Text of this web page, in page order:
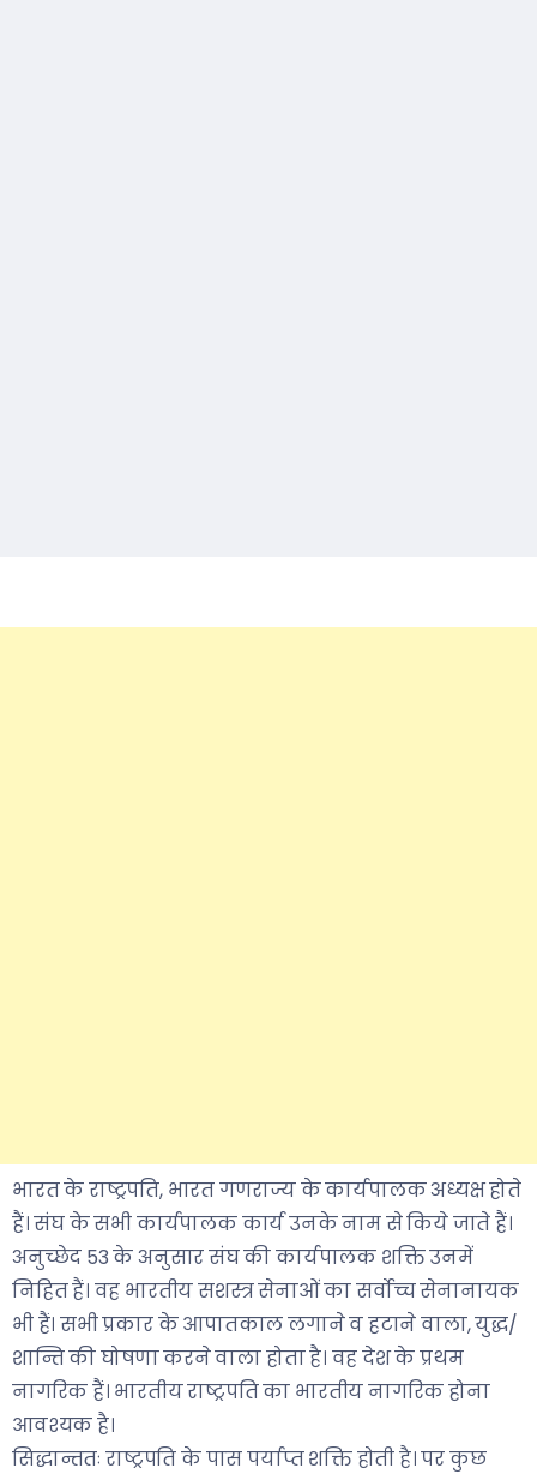
भारत के राष्ट्रपति, भारत गणराज्य के कार्यपालक अध्यक्ष होते
हैं। संघ के सभी कार्यपालक कार्य उनके नाम से किये जाते हैं।
अनुच्छेद 53 के अनुसार संघ की कार्यपालक शक्ति उनमें
निहित हैं। वह भारतीय सशस्त्र सेनाओं का सर्वोच्च सेनानायक
भी हैं। सभी प्रकार के आपातकाल लगाने व हटाने वाला, युद्ध/
शान्ति की घोषणा करने वाला होता है। वह देश के प्रथम
नागरिक हैं। भारतीय राष्ट्रपति का भारतीय नागरिक होना
आवश्यक है।
सिद्धान्ततः राष्ट्रपति के पास पर्याप्त शक्ति होती है। पर कुछ